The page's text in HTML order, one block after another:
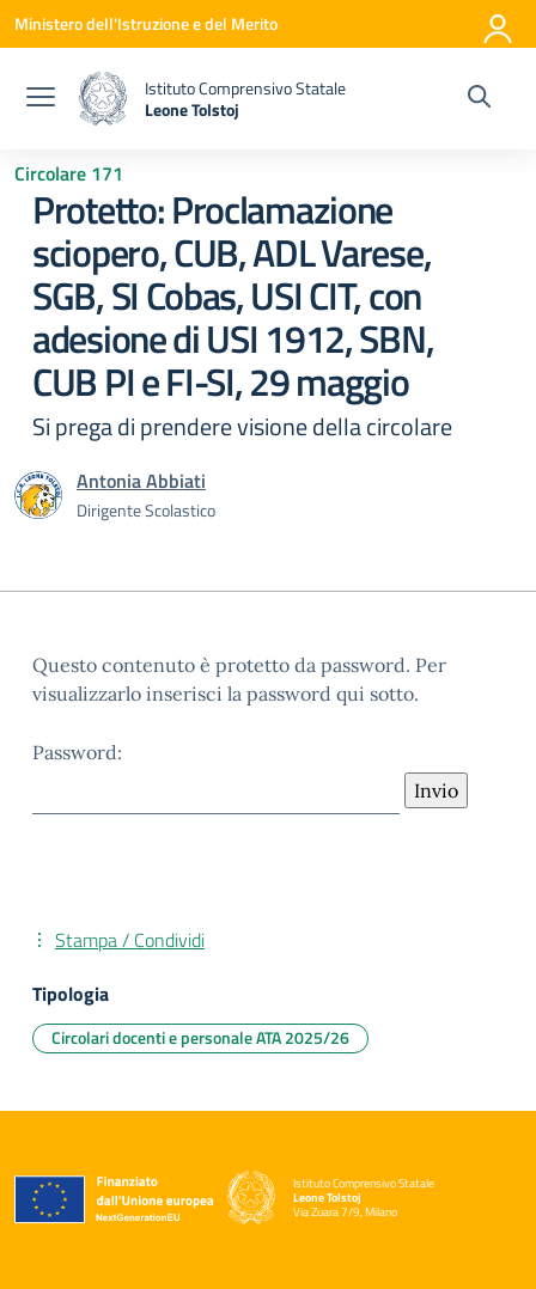
Vai ai contenuti
Vai al menu di navigazione
Vai al footer
Ministero dell'Istruzione e del Merito
Istituto Comprensivo Statale
Leone Tolstoj
Circolare 171
Protetto: Proclamazione
sciopero, CUB, ADL Varese,
SGB, SI Cobas, USI CIT, con
adesione di USI 1912, SBN,
CUB PI e FI-SI, 29 maggio
Si prega di prendere visione della circolare
Antonia Abbiati
Dirigente Scolastico
Questo contenuto è protetto da password. Per
visualizzarlo inserisci la password qui sotto.
Password:
Stampa / Condividi
Tipologia
Circolari docenti e personale ATA 2025/26
Istituto Comprensivo Statale
Leone Tolstoj
Via Zuara 7/9, Milano
— Visita la pagina iniziale della scuola